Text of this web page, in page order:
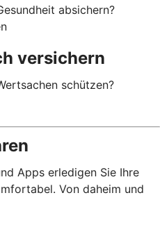
absichern?
versichern
schützen?
Apps erledigen Sie Ihre
Von daheim und